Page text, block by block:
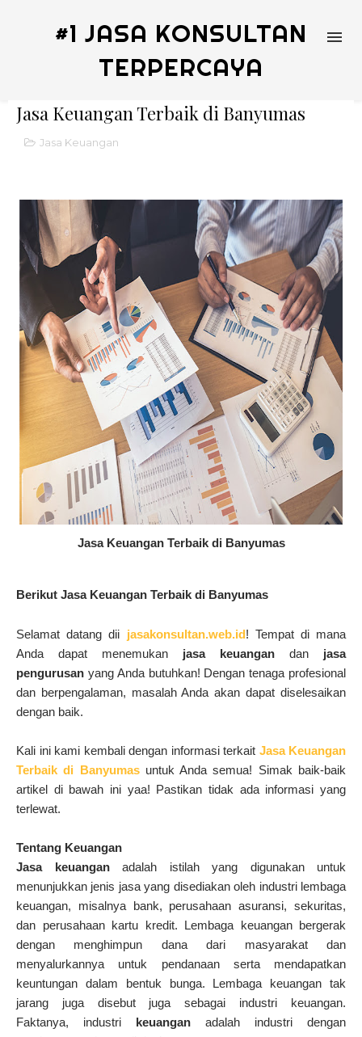
#1 JASA KONSULTAN
TERPERCAYA
Jasa Keuangan Terbaik di Banyumas
Jasa Keuangan
Jasa Keuangan Terbaik di Banyumas
Berikut Jasa Keuangan Terbaik di Banyumas
Selamat datang dii jasakonsultan.web.id ! Tempat di mana
Anda dapat menemukan jasa keuangan dan jasa
pengurusan yang Anda butuhkan! Dengan tenaga profesional
dan berpengalaman, masalah Anda akan dapat diselesaikan
dengan baik.
Kali ini kami kembali dengan informasi terkait Jasa Keuangan
Terbaik di Banyumas untuk Anda semua! Simak baik-baik
artikel di bawah ini yaa! Pastikan tidak ada informasi yang
terlewat.
Tentang Keuangan
Jasa keuangan adalah istilah yang digunakan untuk
menunjukkan jenis jasa yang disediakan oleh industri lembaga
keuangan, misalnya bank, perusahaan asuransi, sekuritas,
dan perusahaan kartu kredit. Lembaga keuangan bergerak
dengan menghimpun dana dari masyarakat dan
menyalurkannya untuk pendanaan serta mendapatkan
keuntungan dalam bentuk bunga. Lembaga keuangan tak
jarang juga disebut juga sebagai industri keuangan.
Faktanya, industri keuangan adalah industri dengan